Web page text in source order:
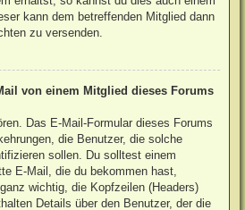
kann dem betreffenden Mitglied dann
zu versenden.
von einem Mitglied dieses Forums
Das E-Mail-Formular dieses Forums
die Benutzer, die solche
sollen. Du solltest einem
E-Mail, die du bekommen hast,
wichtig, die Kopfzeilen (Headers)
Details über den Benutzer, der die